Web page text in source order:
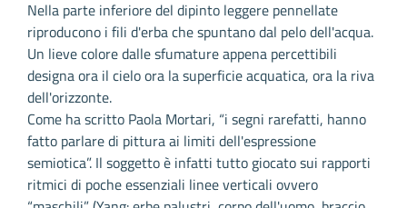
Nella parte inferiore del dipinto leggere pennellate
riproducono i fili d'erba che spuntano dal pelo dell'acqua.
Un lieve colore dalle sfumature appena percettibili
designa ora il cielo ora la superficie acquatica, ora la riva
dell'orizzonte.
Come ha scritto Paola Mortari, “i segni rarefatti, hanno
fatto parlare di pittura ai limiti dell'espressione
semiotica”. Il soggetto è infatti tutto giocato sui rapporti
ritmici di poche essenziali linee verticali ovvero